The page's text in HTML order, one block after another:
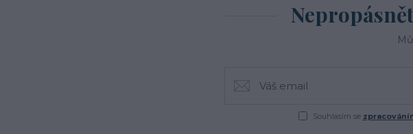
Souhlasím se